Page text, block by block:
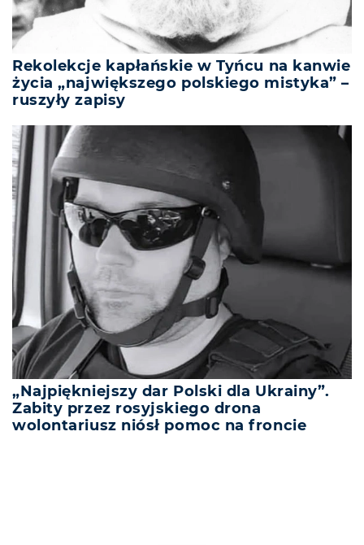
Rekolekcje kapłańskie w Tyńcu na kanwie
życia „największego polskiego mistyka” –
ruszyły zapisy
„Najpiękniejszy dar Polski dla Ukrainy”.
Zabity przez rosyjskiego drona
wolontariusz niósł pomoc na froncie